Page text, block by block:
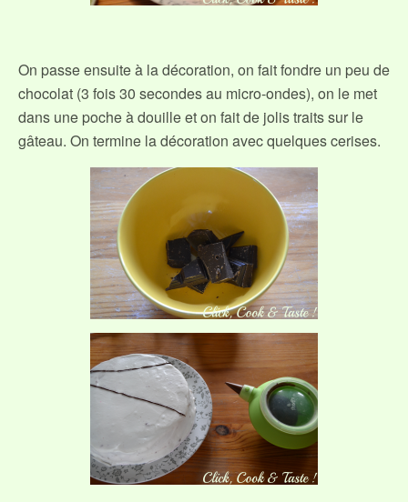
On passe ensuite à la décoration, on fait fondre un peu de
chocolat (3 fois 30 secondes au micro-ondes), on le met
dans une poche à douille et on fait de jolis traits sur le
gâteau. On termine la décoration avec quelques cerises.